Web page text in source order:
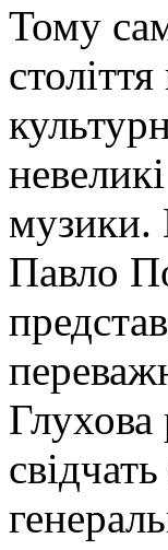
Тому
музики.
Павло